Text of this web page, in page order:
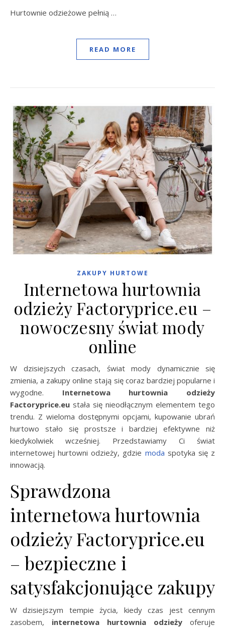
Hurtownie odzieżowe pełnią …
READ MORE
ZAKUPY HURTOWE
Internetowa hurtownia
odzieży Factoryprice.eu –
nowoczesny świat mody
online
W dzisiejszych czasach, świat mody dynamicznie się
zmienia, a zakupy online stają się coraz bardziej popularne i
wygodne. Internetowa hurtownia odzieży
Factoryprice.eu stała się nieodłącznym elementem tego
trendu. Z wieloma dostępnymi opcjami, kupowanie ubrań
hurtowo stało się prostsze i bardziej efektywne niż
kiedykolwiek wcześniej. Przedstawiamy Ci świat
internetowej hurtowni odzieży, gdzie moda spotyka się z
innowacją.
Sprawdzona
internetowa hurtownia
odzieży Factoryprice.eu
– bezpieczne i
satysfakcjonujące zakupy
W dzisiejszym tempie życia, kiedy czas jest cennym
zasobem, internetowa hurtownia odzieży oferuje